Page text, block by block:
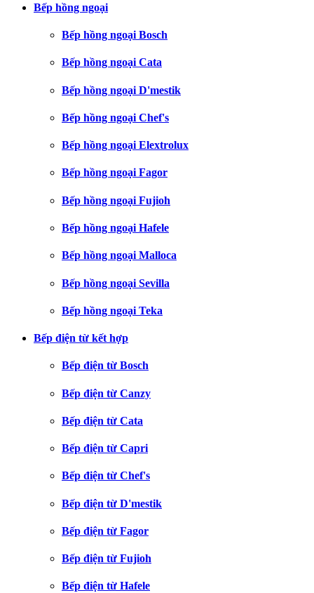
Bếp hồng ngoại
Bếp hồng ngoại Bosch
Bếp hồng ngoại Cata
Bếp hồng ngoại D'mestik
Bếp hồng ngoại Chef's
Bếp hồng ngoại Elextrolux
Bếp hồng ngoại Fagor
Bếp hồng ngoại Fujioh
Bếp hồng ngoại Hafele
Bếp hồng ngoại Malloca
Bếp hồng ngoại Sevilla
Bếp hồng ngoại Teka
Bếp điện từ kết hợp
Bếp điện từ Bosch
Bếp điện từ Canzy
Bếp điện từ Cata
Bếp điện từ Capri
Bếp điện từ Chef's
Bếp điện từ D'mestik
Bếp điện từ Fagor
Bếp điện từ Fujioh
Bếp điện từ Hafele